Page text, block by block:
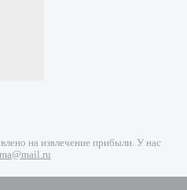
на извлечение прибыли. У нас